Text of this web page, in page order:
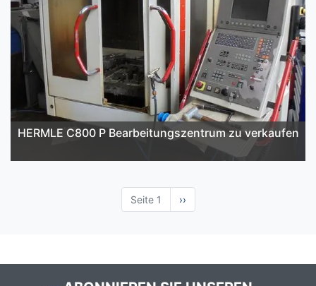
HERMLE C800 P Bearbeitungszentrum zu verkaufen
Seite 1
Nächste
Seite
››